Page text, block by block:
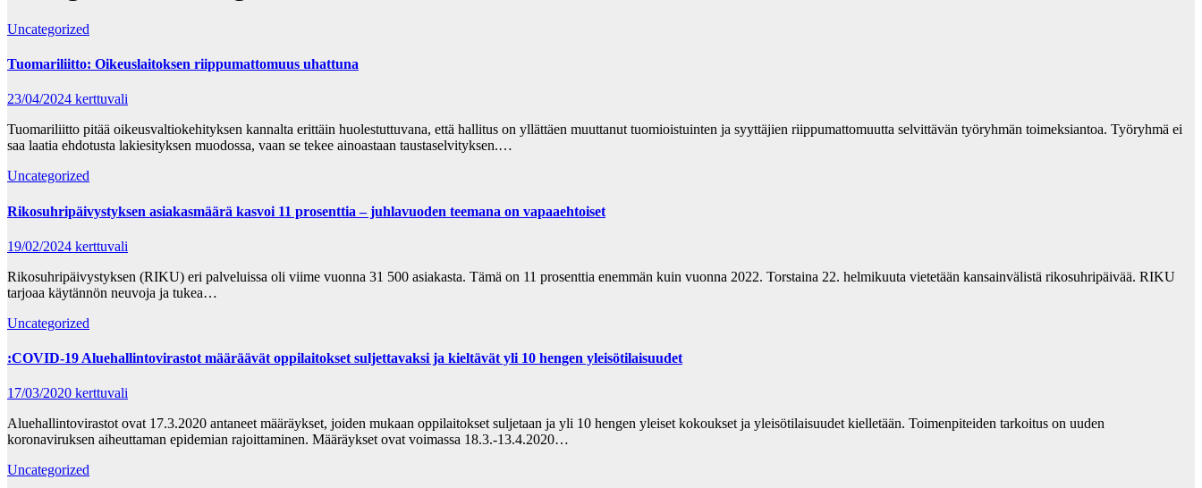
Uncategorized
Tuomariliitto: Oikeuslaitoksen riippumattomuus uhattuna
23/04/2024 kerttuvali
Tuomariliitto pitää oikeusvaltiokehityksen kannalta erittäin huolestuttuvana, että hallitus on yllättäen muuttanut tuomioistuinten ja syyttäjien riippumattomuutta selvittävän työryhmän toimeksiantoa. Työryhmä ei
saa laatia ehdotusta lakiesityksen muodossa, vaan se tekee ainoastaan taustaselvityksen.…
Uncategorized
Rikosuhripäivystyksen asiakasmäärä kasvoi 11 prosenttia – juhlavuoden teemana on vapaaehtoiset
19/02/2024 kerttuvali
Rikosuhripäivystyksen (RIKU) eri palveluissa oli viime vuonna 31 500 asiakasta. Tämä on 11 prosenttia enemmän kuin vuonna 2022. Torstaina 22. helmikuuta vietetään kansainvälistä rikosuhripäivää. RIKU
tarjoaa käytännön neuvoja ja tukea…
Uncategorized
:COVID-19 Aluehallintovirastot määräävät oppilaitokset suljettavaksi ja kieltävät yli 10 hengen yleisötilaisuudet
17/03/2020 kerttuvali
Aluehallintovirastot ovat 17.3.2020 antaneet määräykset, joiden mukaan oppilaitokset suljetaan ja yli 10 hengen yleiset kokoukset ja yleisötilaisuudet kielletään. Toimenpiteiden tarkoitus on uuden
koronaviruksen aiheuttaman epidemian rajoittaminen. Määräykset ovat voimassa 18.3.-13.4.2020…
Uncategorized